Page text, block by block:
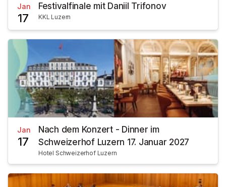
Jan
17
Festivalfinale mit Daniil Trifonov
KKL Luzern
Jan
17
Nach dem Konzert - Dinner im
Schweizerhof Luzern 17. Januar 2027
Hotel Schweizerhof Luzern